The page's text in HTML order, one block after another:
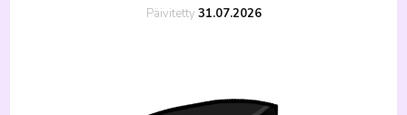
Päivitetty 31.07.2026